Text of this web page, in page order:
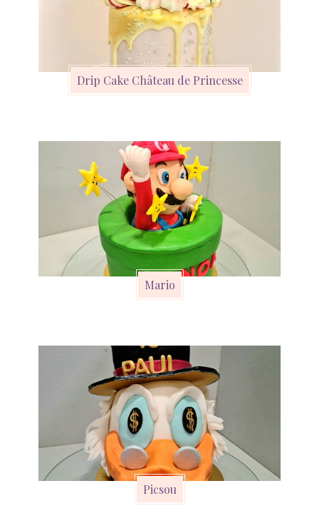
Drip Cake Château de Princesse
Mario
Picsou